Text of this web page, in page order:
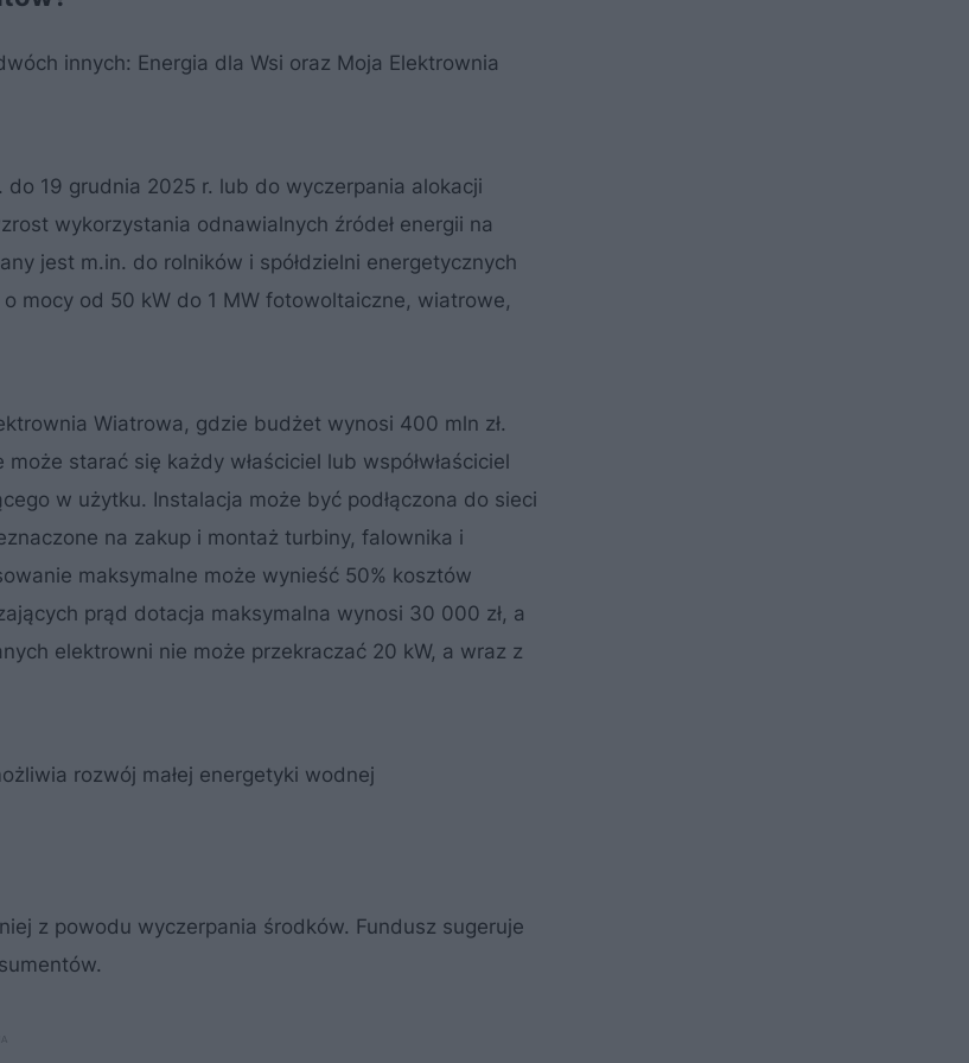
innych: Energia dla Wsi oraz Moja Elektrownia
19 grudnia 2025 r. lub do wyczerpania alokacji
wykorzystania odnawialnych źródeł energii na
jest m.in. do rolników i spółdzielni energetycznych
mocy od 50 kW do 1 MW fotowoltaiczne, wiatrowe,
Wiatrowa, gdzie budżet wynosi 400 mln zł.
starać się każdy właściciel lub współwłaściciel
w użytku. Instalacja może być podłączona do sieci
na zakup i montaż turbiny, falownika i
maksymalne może wynieść 50% kosztów
prąd dotacja maksymalna wynosi 30 000 zł, a
elektrowni nie może przekraczać 20 kW, a wraz z
rozwój małej energetyki wodnej
z powodu wyczerpania środków. Fundusz sugeruje